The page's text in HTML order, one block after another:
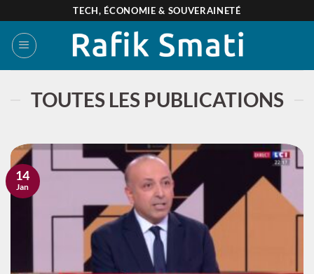
contenu
TECH, ÉCONOMIE & SOUVERAINETÉ
TOUTES LES PUBLICATIONS
14
Jan